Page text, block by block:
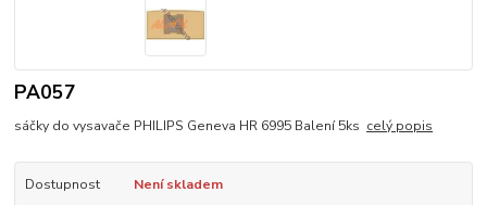
PA057
sáčky do vysavače PHILIPS Geneva HR 6995 Balení 5ks celý popis
Dostupnost
Není skladem